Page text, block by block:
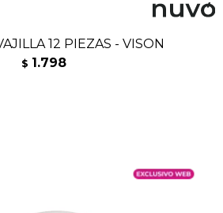
12 PIEZAS - VISON
$ 1.798